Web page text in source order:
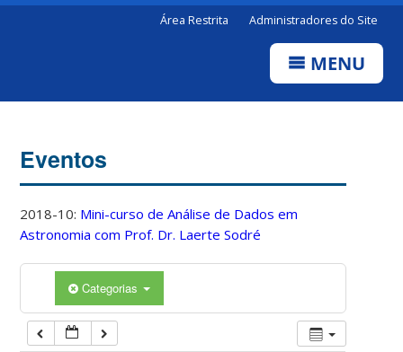
Área Restrita Administradores do Site
MENU
Eventos
2018-10: Mini-curso de Análise de Dados em
Astronomia com Prof. Dr. Laerte Sodré
Categorias
4:00
5:00
7:00